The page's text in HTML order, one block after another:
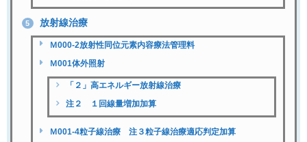
5 放射線治療
Ｍ000-2放射性同位元素内容療法管理料
Ｍ001体外照射
「２」高エネルギー放射線治療
注２ １回線量増加加算
Ｍ001-4粒子線治療 注３粒子線治療適応判定加算